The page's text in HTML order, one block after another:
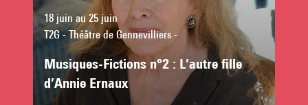
18 juin au 25 juin
T2G - Théâtre de Gennevilliers -
Musiques-Fictions n°2 : L’autre fille
d’Annie Ernaux